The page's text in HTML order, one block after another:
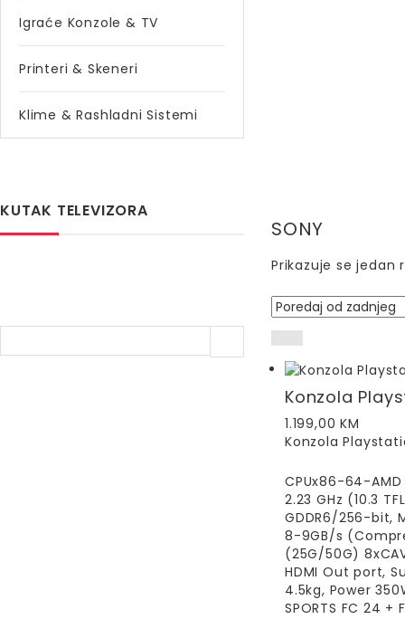
Igraće Konzole & TV
Printeri & Skeneri
Klime & Rashladni Sistemi
SONY
Prikazuje se jedan
Konzola
1.199,00KM
Konzola
CPUx86-64-
2.23 GHz (10.3
GDDR6/256-bit,
8-9GB/s
(25G/50G)
HDMI Out port,
4.5kg, Power
SPORTS FC 24 +
KUTAK TELEVIZORA